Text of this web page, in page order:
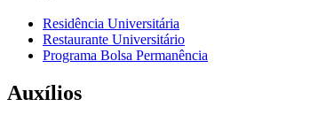
Residência Universitária
Restaurante Universitário
Programa Bolsa Permanência
Auxílios